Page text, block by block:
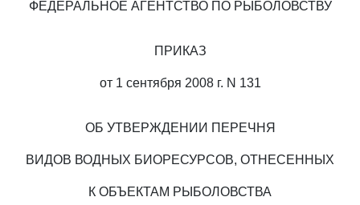
ФЕДЕРАЛЬНОЕ АГЕНТСТВО ПО РЫБОЛОВСТВУ
ПРИКАЗ
от 1 сентября 2008 г. N 131
ОБ УТВЕРЖДЕНИИ ПЕРЕЧНЯ
ВИДОВ ВОДНЫХ БИОРЕСУРСОВ, ОТНЕСЕННЫХ
К ОБЪЕКТАМ РЫБОЛОВСТВА